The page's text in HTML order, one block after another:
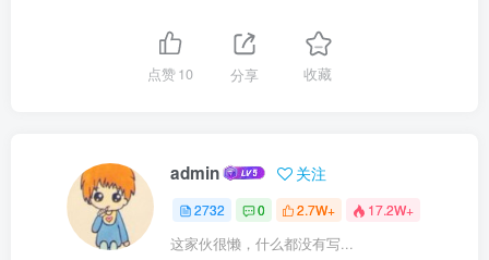
点赞10 分享 收藏
admin 关注
2732 0 2.7W+ 17.2W+
这家伙很懒，什么都没有写...